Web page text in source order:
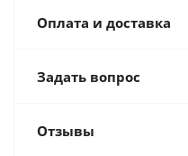
Оплата и доставка
Задать вопрос
Отзывы